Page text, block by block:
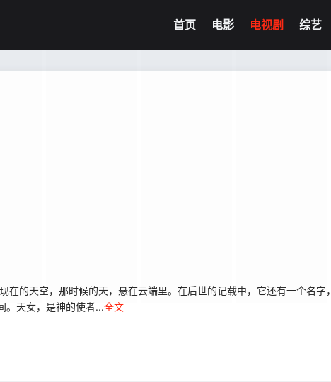
首页 电影 电视剧 综艺
天空，那时候的天，悬在云端里。在后世的记载中，它还有一个名字，
。天女，是神的使者...全文